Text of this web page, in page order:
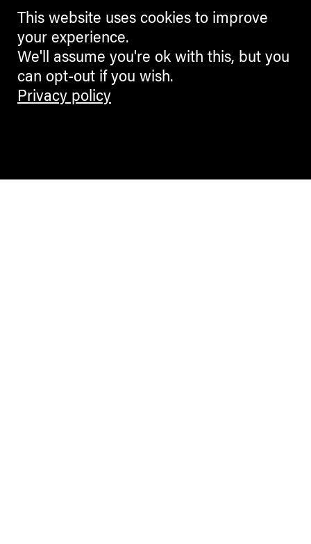
This website uses cookies to improve
your experience.
We'll assume you're ok with this, but you
can opt-out if you wish.
Privacy policy